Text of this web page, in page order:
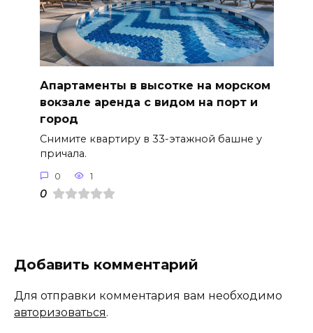
Апартаменты в высотке на морском
вокзале аренда с видом на порт и
город
Снимите квартиру в 33-этажной башне у
причала.
0 1
0
Добавить комментарий
Для отправки комментария вам необходимо
авторизоваться.